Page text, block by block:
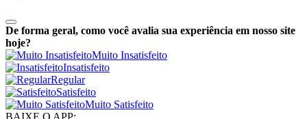
De forma geral, como você avalia sua experiência em nosso site
hoje?
Muito Insatisfeito
Insatisfeito
Regular
Satisfeito
Muito Satisfeito
BAIXE O APP: